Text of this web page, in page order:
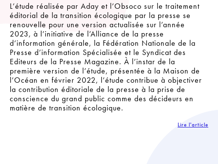
L’étude réalisée par Aday et l’Obsoco sur le traitement
éditorial de la transition écologique par la presse se
renouvelle pour une version actualisée sur l’année
2023, à l’initiative de l’Alliance de la presse
d’information générale, la Fédération Nationale de la
Presse d’information Spécialisée et le Syndicat des
Editeurs de la Presse Magazine. À l’instar de la
première version de l’étude, présentée à la Maison de
l’Océan en février 2022, l’étude contribue à objectiver
la contribution éditoriale de la presse à la prise de
conscience du grand public comme des décideurs en
matière de transition écologique.
Lire l'article